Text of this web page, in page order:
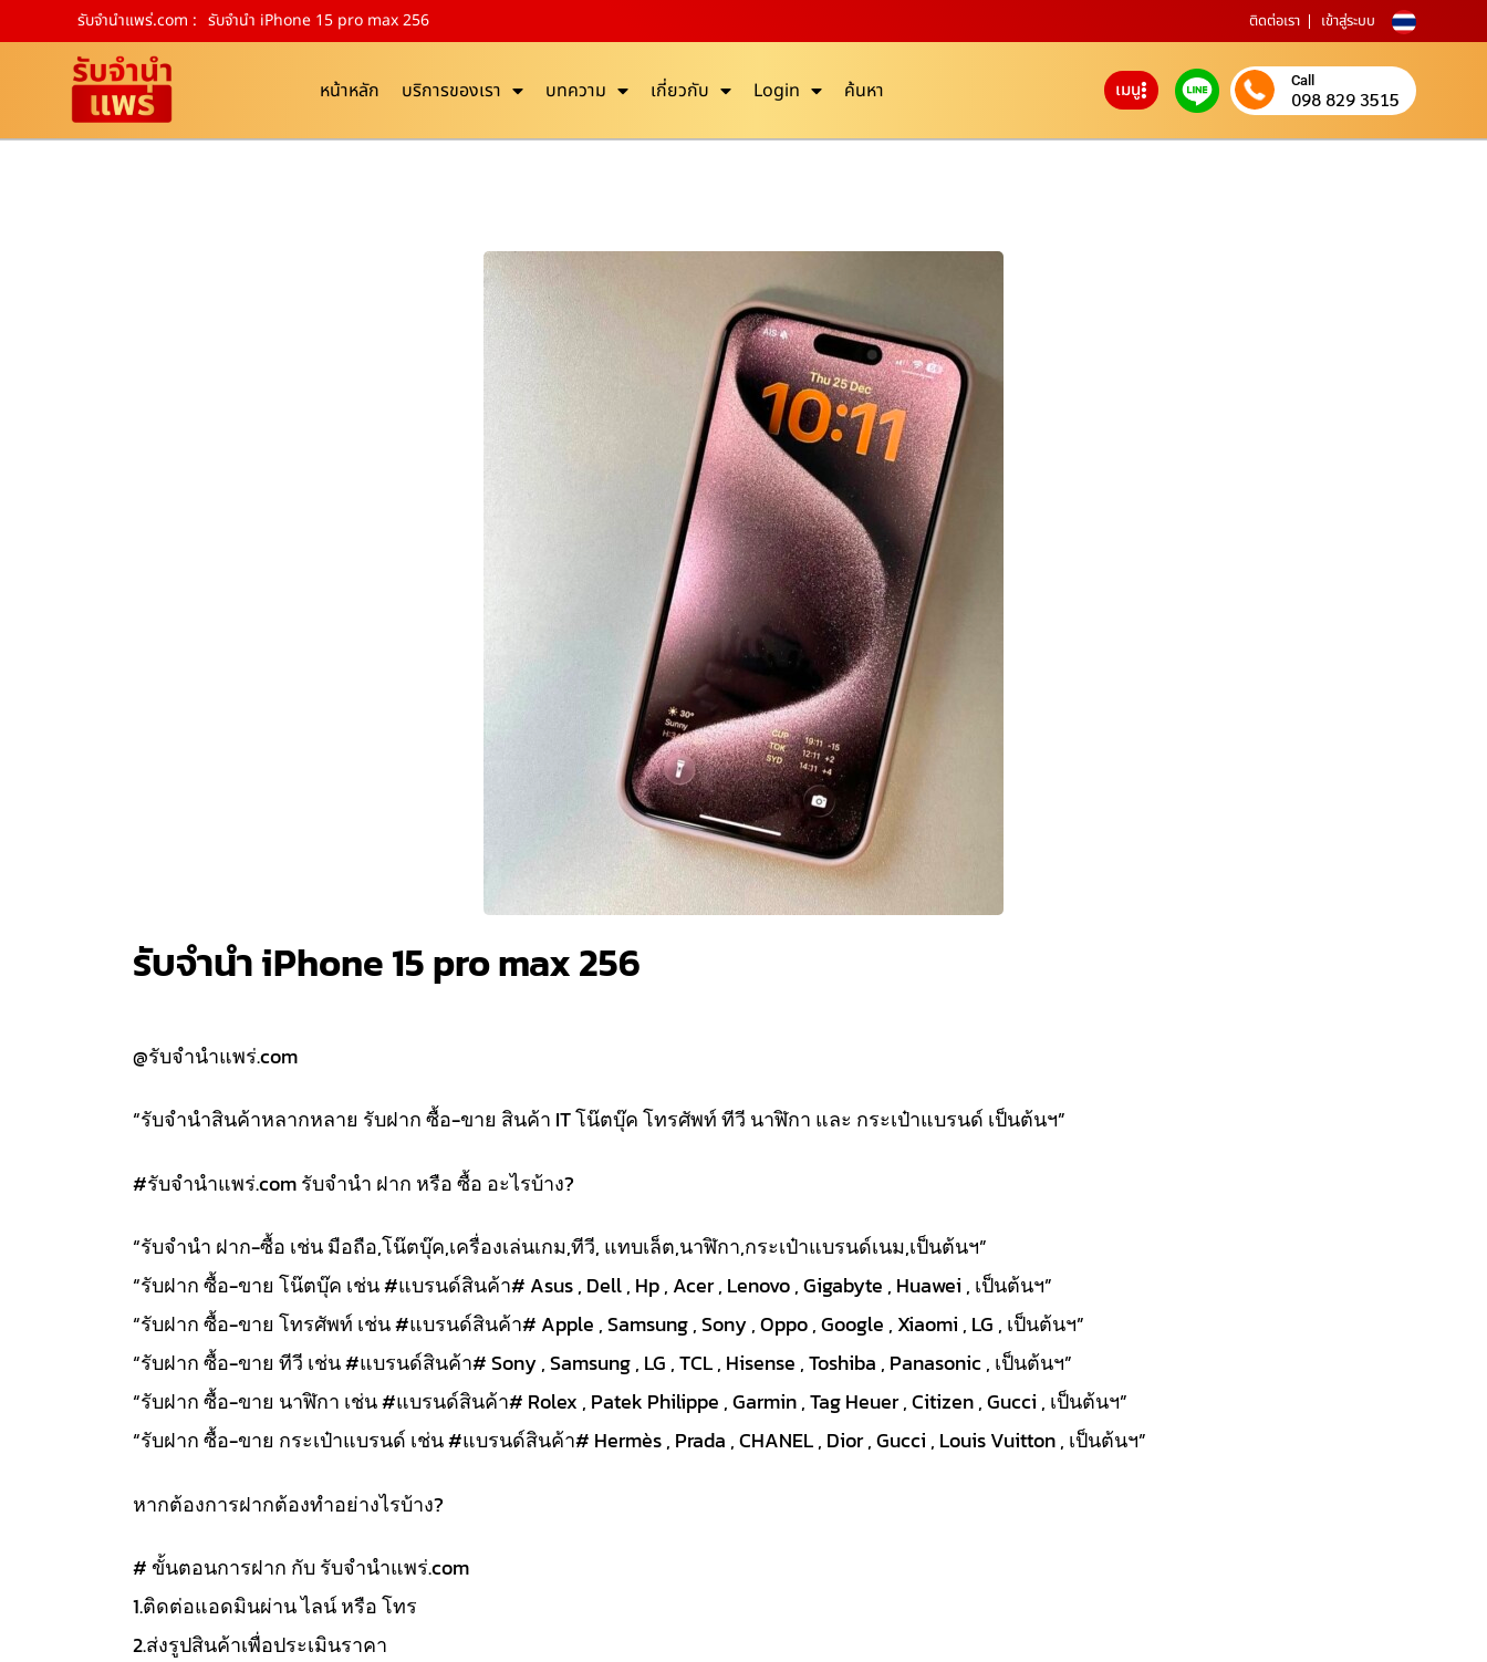
รับจํานําแพร่.com : รับจำนำ iPhone 15 pro max 256 ติดต่อเรา เข้าสู่ระบบ
หน้าหลัก บริการของเรา บทความ เกี่ยวกับ Login ค้นหา เมนู Call
098 829 3515
รับจำนำ iPhone 15 pro max 256
@รับจำนำแพร่.com
“รับจำนำสินค้าหลากหลาย รับฝาก ซื้อ-ขาย สินค้า IT โน๊ตบุ๊ค โทรศัพท์ ทีวี นาฬิกา และ กระเป๋าแบรนด์ เป็นต้นฯ”
#รับจํานําแพร่.com รับจำนำ ฝาก หรือ ซื้อ อะไรบ้าง?
“รับจำนำ ฝาก-ซื้อ เช่น มือถือ,โน๊ตบุ๊ค,เครื่องเล่นเกม,ทีวี, แทบเล็ต,นาฬิกา,กระเป๋าแบรนด์เนม,เป็นต้นฯ”
“รับฝาก ซื้อ-ขาย โน๊ตบุ๊ค เช่น #แบรนด์สินค้า# Asus , Dell , Hp , Acer , Lenovo , Gigabyte , Huawei , เป็นต้นฯ”
“รับฝาก ซื้อ-ขาย โทรศัพท์ เช่น #แบรนด์สินค้า# Apple , Samsung , Sony , Oppo , Google , Xiaomi , LG , เป็นต้นฯ”
“รับฝาก ซื้อ-ขาย ทีวี เช่น #แบรนด์สินค้า# Sony , Samsung , LG , TCL , Hisense , Toshiba , Panasonic , เป็นต้นฯ”
“รับฝาก ซื้อ-ขาย นาฬิกา เช่น #แบรนด์สินค้า# Rolex , Patek Philippe , Garmin , Tag Heuer , Citizen , Gucci , เป็นต้นฯ”
“รับฝาก ซื้อ-ขาย กระเป๋าแบรนด์ เช่น #แบรนด์สินค้า# Hermès , Prada , CHANEL , Dior , Gucci , Louis Vuitton , เป็นต้นฯ”
หากต้องการฝากต้องทำอย่างไรบ้าง?
# ขั้นตอนการฝาก กับ รับจำนำแพร่.com
1.ติดต่อแอดมินผ่าน ไลน์ หรือ โทร
2.ส่งรูปสินค้าเพื่อประเมินราคา